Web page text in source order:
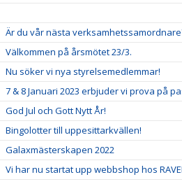
Är du vår nästa
Välkommen på årsmötet 23/3.
Nu söker vi nya styrelsemedlemmar!
7 & 8 Januari 2023 erbjuder vi prova på
God Jul och Gott Nytt År!
Bingolotter till uppesittarkvällen!
Galaxmästerskapen 2022
Vi har nu startat upp webbshop hos